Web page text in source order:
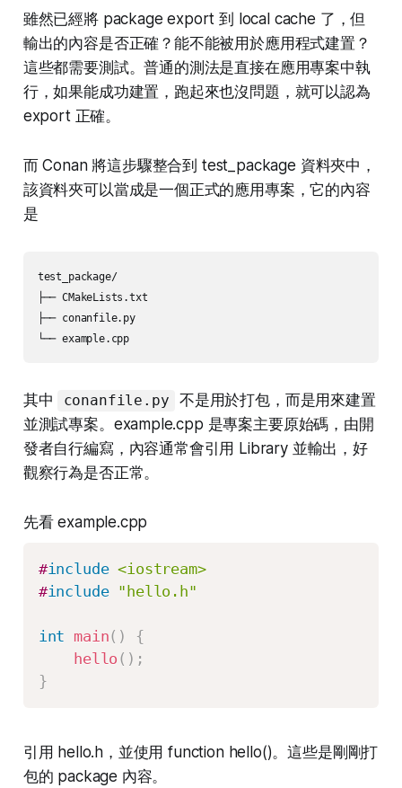
雖然已經將 package export 到 local cache 了，但
輸出的內容是否正確？能不能被用於應用程式建置？
這些都需要測試。普通的測法是直接在應用專案中執
行，如果能成功建置，跑起來也沒問題，就可以認為
export 正確。
而 Conan 將這步驟整合到 test_package 資料夾中，
該資料夾可以當成是一個正式的應用專案，它的內容
是
test_package/
├── CMakeLists.txt
├── conanfile.py
其中 conanfile.py
不是用於打包，而是用來建置
並測試專案。example.cpp 是專案主要原始碼，由開
發者自行編寫，內容通常會引用 Library 並輸出，好
觀察行為是否正常。
先看 example.cpp
#include <iostream>
#include "hello.h"
int main( )
{
hello ( ) ;
}
引用 hello.h，並使用 function hello()。這些是剛剛打
包的 package 內容。